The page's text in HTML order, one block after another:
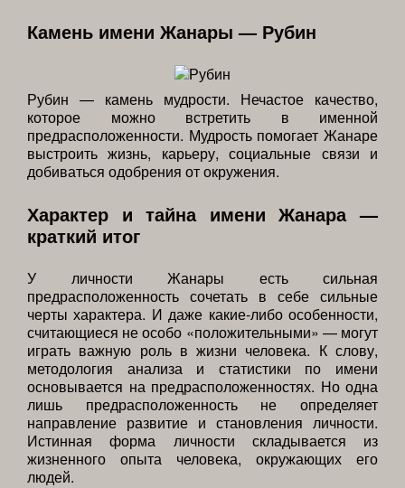
Камень имени Жанары — Рубин
Рубин — камень мудрости. Нечастое качество,
которое можно встретить в именной
предрасположенности. Мудрость помогает Жанаре
выстроить жизнь, карьеру, социальные связи и
добиваться одобрения от окружения.
Характер и тайна имени Жанара —
краткий итог
У личности Жанары есть сильная
предрасположенность сочетать в себе сильные
черты характера. И даже какие-либо особенности,
считающиеся не особо «положительными» — могут
играть важную роль в жизни человека. К слову,
методология анализа и статистики по имени
основывается на предрасположенностях. Но одна
лишь предрасположенность не определяет
направление развитие и становления личности.
Истинная форма личности складывается из
жизненного опыта человека, окружающих его
людей.